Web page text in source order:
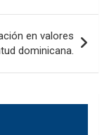
en valores
dominicana.